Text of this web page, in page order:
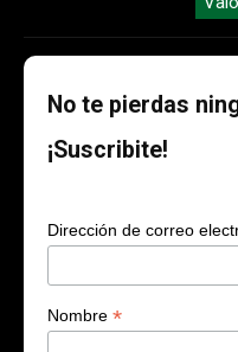
No te pierdas
¡Suscribite!
Dirección de correo
Nombre *